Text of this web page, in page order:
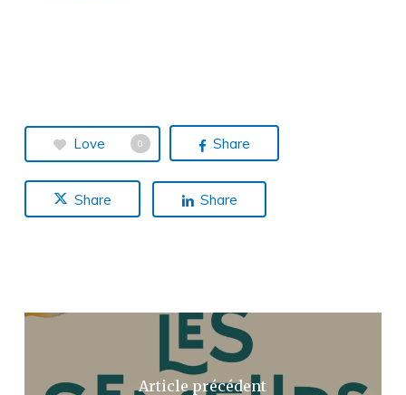
Love 0 Share
Share Share
Article précédent